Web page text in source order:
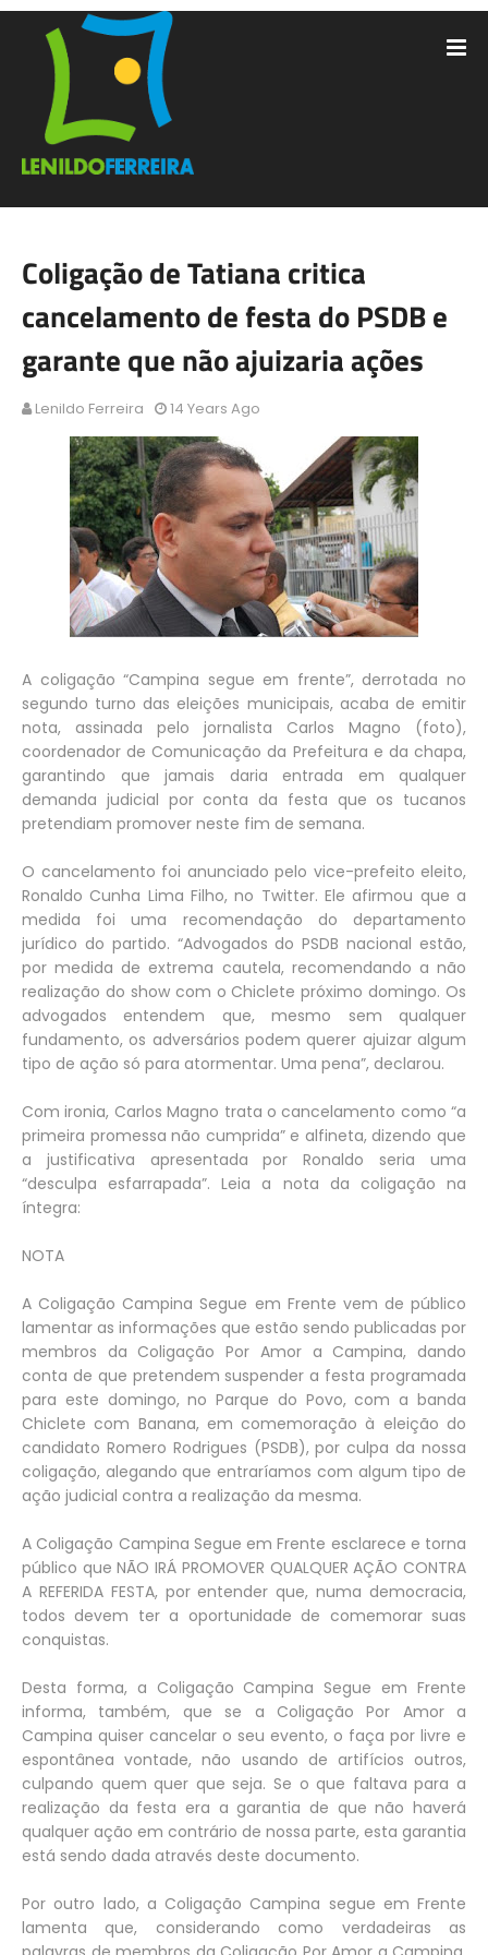
Coligação de Tatiana critica
cancelamento de festa do PSDB e
garante que não ajuizaria ações
Lenildo Ferreira 14 Years Ago
A coligação “Campina segue em frente”, derrotada no
segundo turno das eleições municipais, acaba de emitir
nota, assinada pelo jornalista Carlos Magno (foto),
coordenador de Comunicação da Prefeitura e da chapa,
garantindo que jamais daria entrada em qualquer
demanda judicial por conta da festa que os tucanos
pretendiam promover neste fim de semana.
O cancelamento foi anunciado pelo vice-prefeito eleito,
Ronaldo Cunha Lima Filho, no Twitter. Ele afirmou que a
medida foi uma recomendação do departamento
jurídico do partido. “Advogados do PSDB nacional estão,
por medida de extrema cautela, recomendando a não
realização do show com o Chiclete próximo domingo. Os
advogados entendem que, mesmo sem qualquer
fundamento, os adversários podem querer ajuizar algum
tipo de ação só para atormentar. Uma pena”, declarou.
Com ironia, Carlos Magno trata o cancelamento como “a
primeira promessa não cumprida” e alfineta, dizendo que
a justificativa apresentada por Ronaldo seria uma
“desculpa esfarrapada”. Leia a nota da coligação na
íntegra:
NOTA
A Coligação Campina Segue em Frente vem de público
lamentar as informações que estão sendo publicadas por
membros da Coligação Por Amor a Campina, dando
conta de que pretendem suspender a festa programada
para este domingo, no Parque do Povo, com a banda
Chiclete com Banana, em comemoração à eleição do
candidato Romero Rodrigues (PSDB), por culpa da nossa
coligação, alegando que entraríamos com algum tipo de
ação judicial contra a realização da mesma.
A Coligação Campina Segue em Frente esclarece e torna
público que NÃO IRÁ PROMOVER QUALQUER AÇÃO CONTRA
A REFERIDA FESTA, por entender que, numa democracia,
todos devem ter a oportunidade de comemorar suas
conquistas.
Desta forma, a Coligação Campina Segue em Frente
informa, também, que se a Coligação Por Amor a
Campina quiser cancelar o seu evento, o faça por livre e
espontânea vontade, não usando de artifícios outros,
culpando quem quer que seja. Se o que faltava para a
realização da festa era a garantia de que não haverá
qualquer ação em contrário de nossa parte, esta garantia
está sendo dada através deste documento.
Por outro lado, a Coligação Campina segue em Frente
lamenta que, considerando como verdadeiras as